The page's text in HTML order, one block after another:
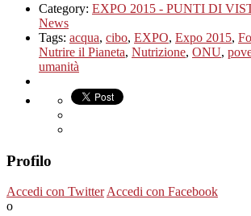
Category: EXPO 2015 - PUNTI DI
News
Tags: acqua, cibo, EXPO, Expo 2015,
Nutrire il Pianeta, Nutrizione, ONU,
umanità
Profilo
Accedi con Twitter Accedi con Facebook
o